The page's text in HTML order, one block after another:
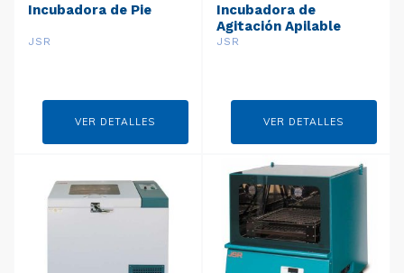
Incubadora de Pie
JSR
VER DETALLES
Incubadora de
Agitación Apilable
JSR
VER DETALLES